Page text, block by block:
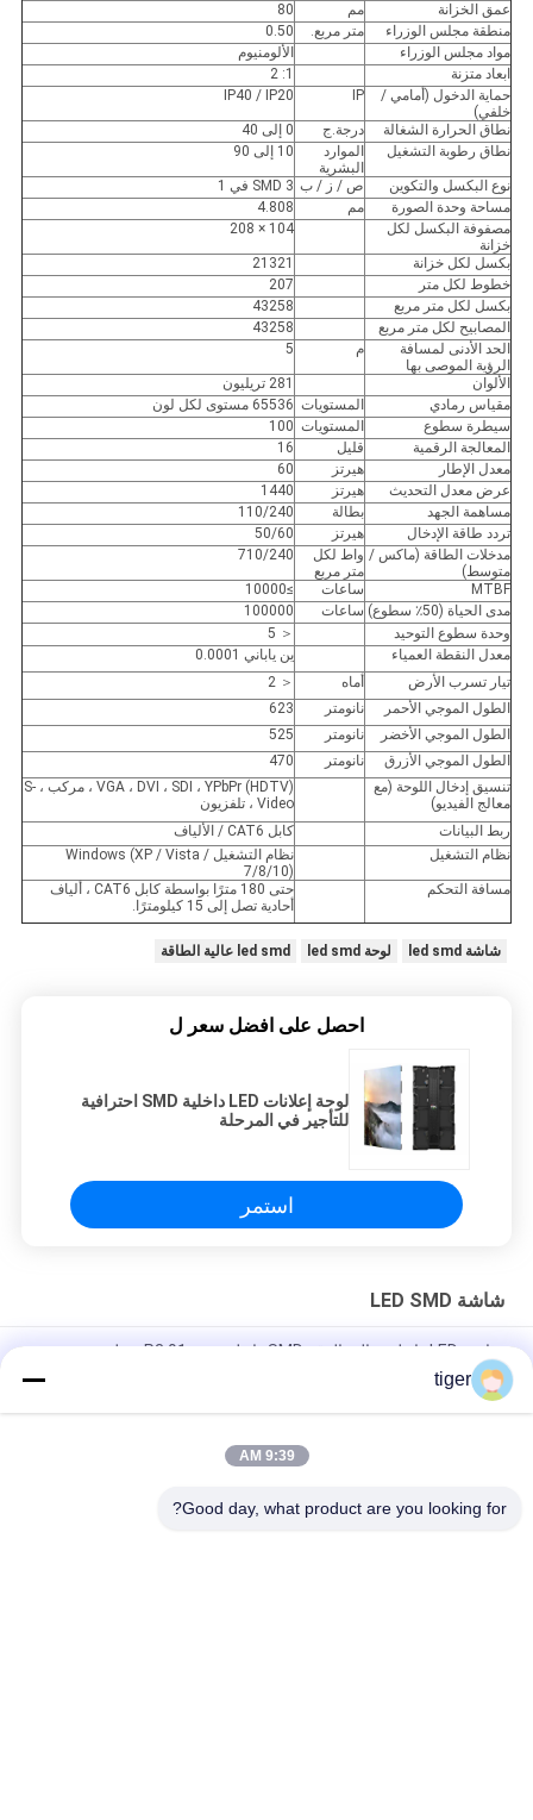
عمق الخزانة
مم
80
منطقة مجلس الوزراء
متر مربع.
0.50
مواد مجلس الوزراء
الألومنيوم
ابعاد متزنة
1: 2
حماية الدخول (أمامي /
خلفي)
IP
IP40 / IP20
نطاق الحرارة الشغالة درجة.ج
0 إلى 40
نطاق رطوبة التشغيل
الموارد
البشرية
10 إلى 90
نوع البكسل والتكوين ص / ز / ب SMD 3 في 1
مساحة وحدة الصورة
مم
4.808
مصفوفة البكسل لكل
خزانة
104 × 208
بكسل لكل خزانة
21321
خطوط لكل متر
207
بكسل لكل متر مربع
43258
المصابيح لكل متر مربع
43258
الحد الأدنى لمسافة
الرؤية الموصى بها
م 5
الألوان
281 تريليون
مقياس رمادي
المستويات 65536 مستوى لكل لون
سيطرة سطوع
المستويات 100
المعالجة الرقمية
قليل
16
معدل الإطار
هيرتز
60
عرض معدل التحديث
هيرتز
1440
مساهمة الجهد
بطالة
110/240
تردد طاقة الإدخال
هيرتز
50/60
مدخلات الطاقة (ماكس /
متوسط)
واط لكل
متر مربع
710/240
MTBF ساعات
≥10000
مدى الحياة (50٪ سطوع)
ساعات
100000
وحدة سطوع التوحيد
＜ 5
معدل النقطة العمياء
ين ياباني 0.0001
تيار تسرب الأرض
أماه
＜ 2
الطول الموجي الأحمر
نانومتر
623
الطول الموجي الأخضر
نانومتر
525
الطول الموجي الأزرق
نانومتر
470
تنسيق إدخال اللوحة (مع
معالج الفيديو)
VGA ، DVI ، SDI ، YPbPr (HDTV) ، مركب ، S-
Video ، تلفزيون
ربط البيانات
كابل CAT6 / الألياف
نظام التشغيل
نظام التشغيل Windows (XP / Vista /
7/8/10)
مسافة التحكم
حتى 180 مترًا بواسطة كابل CAT6 ، ألياف
أحادية تصل إلى 15 كيلومترًا.
شاشة led smd لوحة led smd led smd عالية الطاقة
احصل على افضل سعر ل
لوحة إعلانات LED داخلية SMD احترافية
للتأجير في المرحلة
استمر
شاشة LED SMD
شاشة LED داخلية عالية الدقة SMD داخلية P3.91mm مع لوحة من
الألومنيوم المصبوب
داخل شاشة LED رفيعة جدًا ومرحلة خلفية مع 4.81 ملم بكسل
tiger
9:39 AM
Good day, what product are you looking for?